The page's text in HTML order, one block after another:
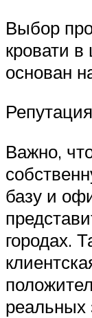
Выбор
кровати
основан
Важно,
базу и
городах.
реальных